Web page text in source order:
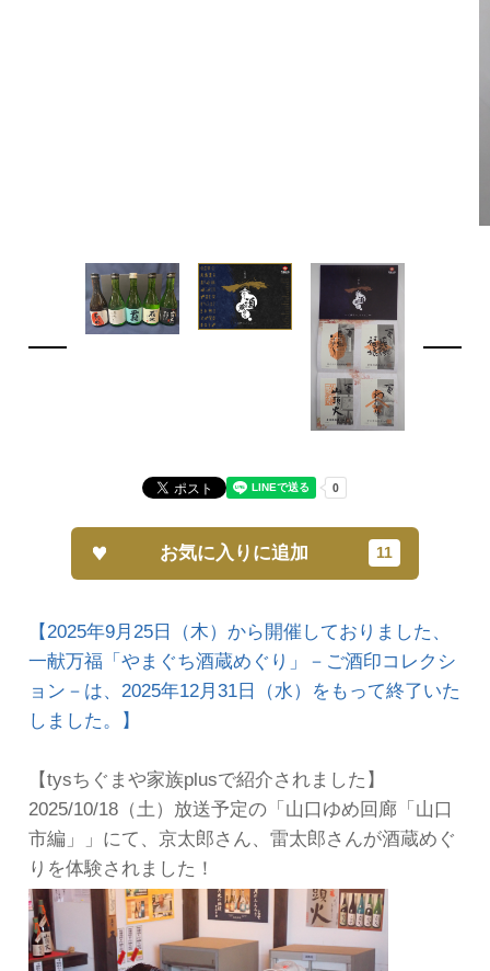
【2025年9月25日（木）から開催しておりました、
一献万福「やまぐち酒蔵めぐり」－ご酒印コレクシ
ョン－は、2025年12月31日（水）をもって終了いた
しました。】
【tysちぐまや家族plusで紹介されました】
2025/10/18（土）放送予定の「山口ゆめ回廊「山口
市編」」にて、京太郎さん、雷太郎さんが酒蔵めぐ
りを体験されました！
お気に入りに追加